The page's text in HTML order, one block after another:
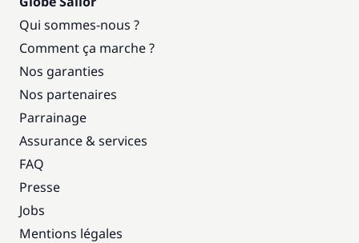
Qui sommes-nous ?
Comment ça marche ?
Nos garanties
Nos partenaires
Parrainage
Assurance & services
FAQ
Presse
Jobs
Mentions légales